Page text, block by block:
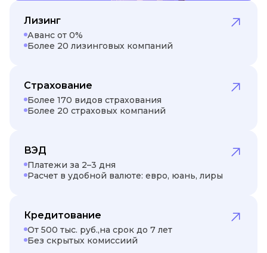
Лизинг
Аванс от 0%
Более 20 лизинговых компаний
Страхование
Более 170 видов страхования
Более 20 страховых компаний
ВЭД
Платежи за 2–3 дня
Расчет в удобной валюте: евро, юань, лиры
Кредитование
От 500 тыс. руб.,на срок до 7 лет
Без скрытых комиссиий